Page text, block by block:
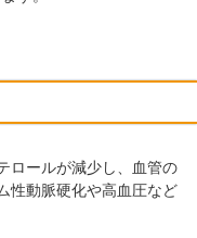
ロールが減少し、血管の
性動脈硬化や高血圧など